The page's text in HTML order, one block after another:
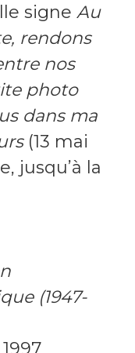
signe Au
rendons
nos
photo
dans ma
(13 mai
jusqu’à la
(1947-